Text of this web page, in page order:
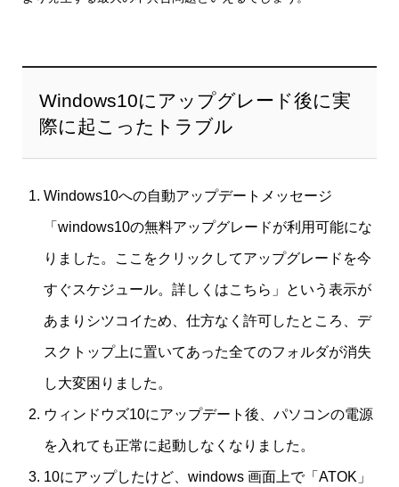
Windows10にアップグレード後に実
際に起こったトラブル
Windows10への自動アップデートメッセージ
「windows10の無料アップグレードが利用可能にな
りました。ここをクリックしてアップグレードを今
すぐスケジュール。詳しくはこちら」という表示が
あまりシツコイため、仕方なく許可したところ、デ
スクトップ上に置いてあった全てのフォルダが消失
し大変困りました。
ウィンドウズ10にアップデート後、パソコンの電源
を入れても正常に起動しなくなりました。
10にアップしたけど、windows 画面上で「ATOK」